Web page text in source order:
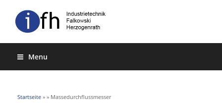
Menu
Sie sind hier
Startseite » » Massedurchflussmesser